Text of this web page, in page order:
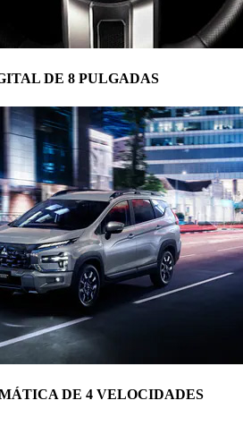
DE 8 PULGADAS
DE 4 VELOCIDADES